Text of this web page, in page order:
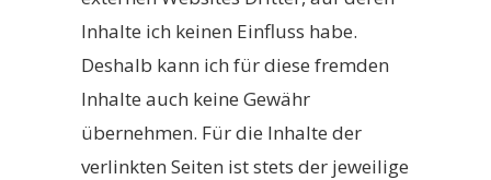
Inhalte ich keinen Einfluss habe.
Deshalb kann ich für diese fremden
Inhalte auch keine Gewähr
übernehmen. Für die Inhalte der
verlinkten Seiten ist stets der jeweilige